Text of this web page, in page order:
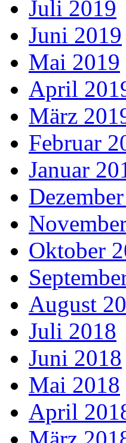
Juli 2019
Juni 2019
Mai 2019
April
März
Februar
Januar
Oktober
August
Juli 2018
Juni 2018
Mai 2018
April